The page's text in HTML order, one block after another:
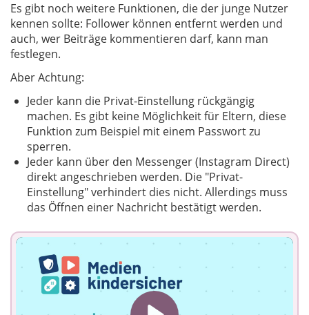
Es gibt noch weitere Funktionen, die der junge Nutzer
kennen sollte: Follower können entfernt werden und
auch, wer Beiträge kommentieren darf, kann man
festlegen.
Aber Achtung:
Jeder kann die Privat-Einstellung rückgängig
machen. Es gibt keine Möglichkeit für Eltern, diese
Funktion zum Beispiel mit einem Passwort zu
sperren.
Jeder kann über den Messenger (Instagram Direct)
direkt angeschrieben werden. Die "Privat-
Einstellung" verhindert dies nicht. Allerdings muss
das Öffnen einer Nachricht bestätigt werden.